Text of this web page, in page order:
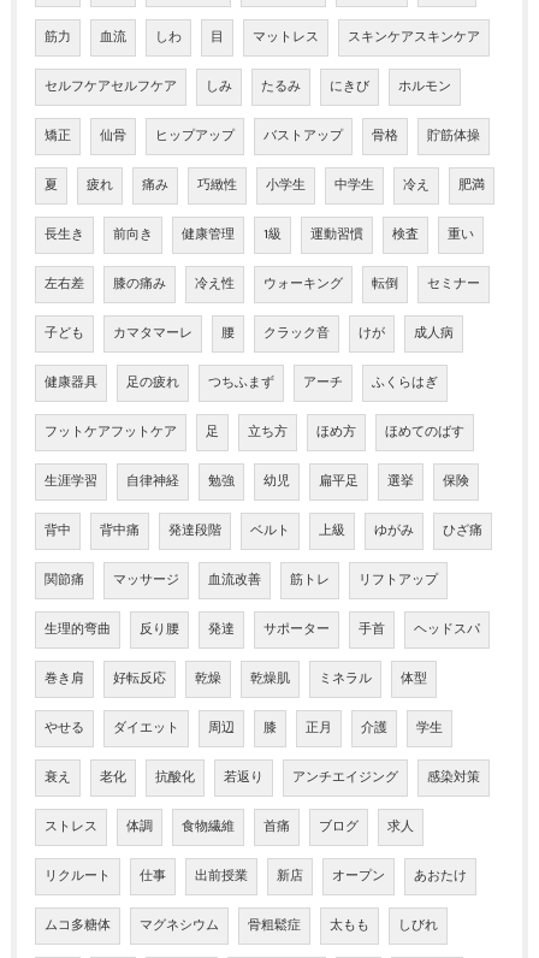
筋力 血流 しわ 目 マットレス スキンケアスキンケア
セルフケアセルフケア しみ たるみ にきび ホルモン
矯正 仙骨 ヒップアップ バストアップ 骨格 貯筋体操
夏 疲れ 痛み 巧緻性 小学生 中学生 冷え 肥満
長生き 前向き 健康管理 1級 運動習慣 検査 重い
左右差 膝の痛み 冷え性 ウォーキング 転倒 セミナー
子ども カマタマーレ 腰 クラック音 けが 成人病
健康器具 足の疲れ つちふまず アーチ ふくらはぎ
フットケアフットケア 足 立ち方 ほめ方 ほめてのばす
生涯学習 自律神経 勉強 幼児 扁平足 選挙 保険
背中 背中痛 発達段階 ベルト 上級 ゆがみ ひざ痛
関節痛 マッサージ 血流改善 筋トレ リフトアップ
生理的弯曲 反り腰 発達 サポーター 手首 ヘッドスパ
巻き肩 好転反応 乾燥 乾燥肌 ミネラル 体型
やせる ダイエット 周辺 膝 正月 介護 学生
衰え 老化 抗酸化 若返り アンチエイジング 感染対策
ストレス 体調 食物繊維 首痛 ブログ 求人
リクルート 仕事 出前授業 新店 オープン あおたけ
ムコ多糖体 マグネシウム 骨粗鬆症 太もも しびれ